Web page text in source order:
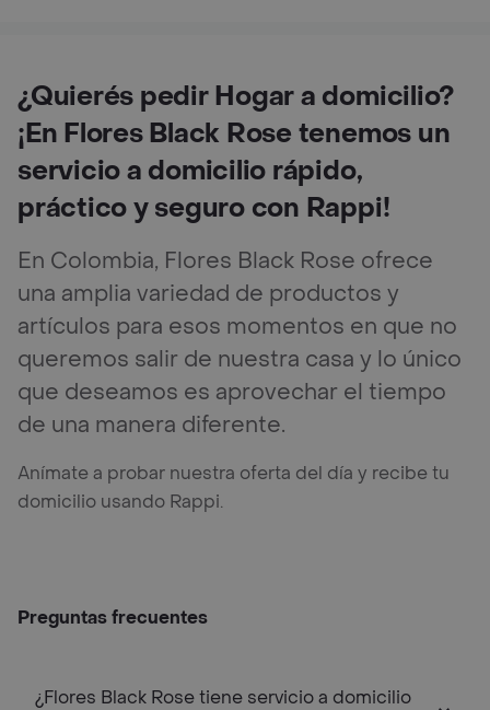
¿Quierés pedir Hogar a domicilio?
¡En Flores Black Rose tenemos un
servicio a domicilio rápido,
práctico y seguro con Rappi!
En Colombia, Flores Black Rose ofrece
una amplia variedad de productos y
artículos para esos momentos en que no
queremos salir de nuestra casa y lo único
que deseamos es aprovechar el tiempo
de una manera diferente.
Anímate a probar nuestra oferta del día y recibe tu
domicilio usando Rappi.
Preguntas frecuentes
¿Flores Black Rose tiene servicio a domicilio